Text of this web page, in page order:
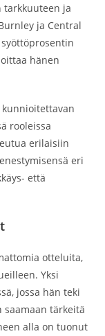
tarkkuuteen ja
ja Central
hänen
kunnioitettavan
rooleissa
erilaisiin
eri
että
otteluita,
Yksi
jossa hän teki
saamaan tärkeitä
alla on tuonut